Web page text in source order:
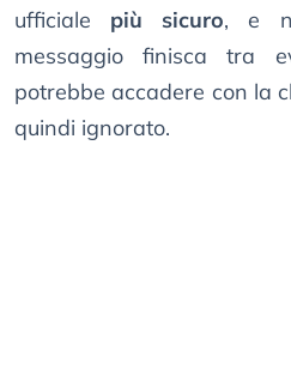
ufficiale più sicuro, e
messaggio finisca tra
potrebbe accadere con la
quindi ignorato.